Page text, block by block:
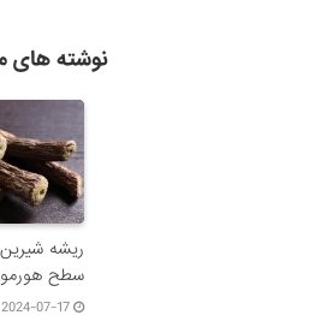
نوشته های
ریشه شیرین
سطح
2024-07-17